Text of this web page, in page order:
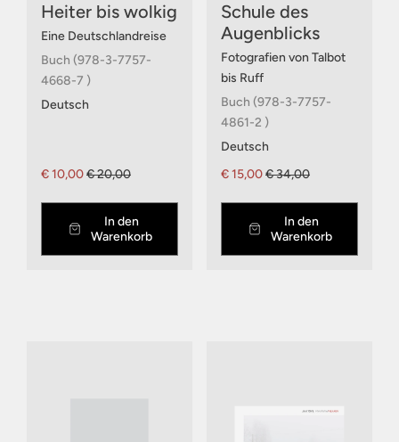
Heiter bis wolkig
Eine Deutschlandreise
Buch (978-3-7757-
4668-7 )
Deutsch
€ 10,00€ 20,00
In den
Warenkorb
Schule des
Augenblicks
Fotografien von Talbot
bis Ruff
Buch (978-3-7757-
4861-2 )
Deutsch
€ 15,00€ 34,00
In den
Warenkorb